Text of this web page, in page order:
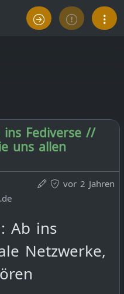
Fediverse //
uns allen
vor 2 Jahren
Ab ins
Netzwerke,